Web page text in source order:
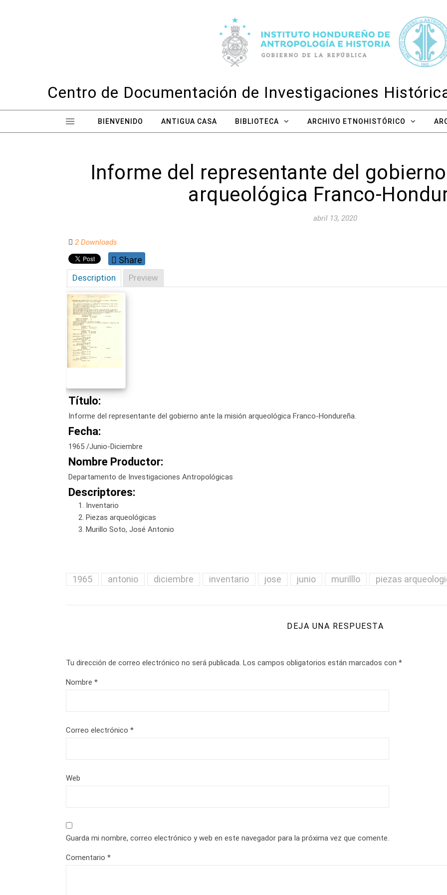
Centro de Documentación de Investigaciones
BIENVENIDO ANTIGUA CASA BIBLIOTECA ARCHIVO ETNOHISTÓRICO
Informe del representante del
arqueológica Franco-
abril 13, 2020
2 Downloads
Share
Description Preview
Título:
Informe del representante del gobierno ante la misión arqueológica Franco-Hondureña.
Fecha:
1965 /Junio-Diciembre
Nombre Productor:
Departamento de Investigaciones Antropológicas
Descriptores:
Inventario
Piezas arqueológicas
Murillo Soto, José Antonio
1965 antonio diciembre inventario jose junio murilllo piezas
DEJA UNA RESPUESTA
Tu dirección de correo electrónico no será publicada. Los campos obligatorios están marcados con *
Nombre *
Correo electrónico *
Web
Guarda mi nombre, correo electrónico y web en este navegador para la próxima vez que comente.
Comentario *